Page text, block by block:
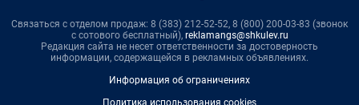
Связаться с отделом продаж: 8 (383) 212-52-52, 8 (800) 200-03-83 (звонок
с сотового бесплатный), reklamangs@shkulev.ru
Редакция сайта не несет ответственности за достоверность
информации, содержащейся в рекламных объявлениях.
Информация об ограничениях
Политика использования cookies